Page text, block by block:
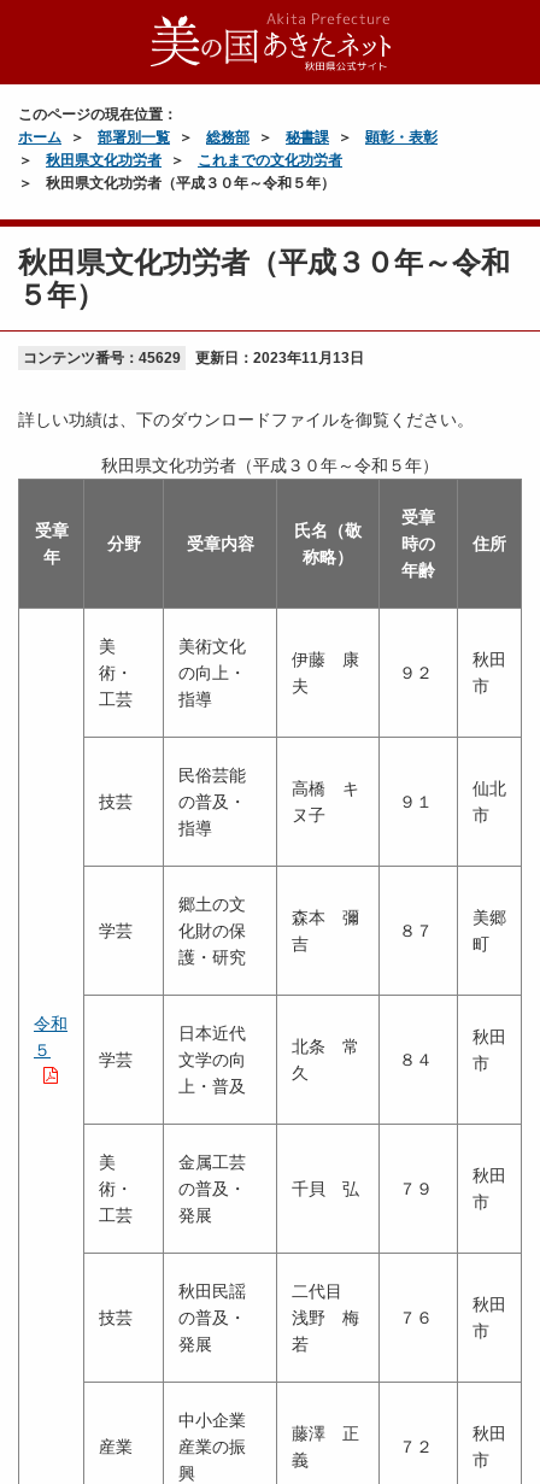
このページの現在位置：
ホーム
部署別一覧 総務部 秘書課
顕彰・表彰
秋田県文化功労者
これまでの文化功労者
秋田県文化功労者（平成３０年～令和５年）
秋田県文化功労者（平成３０年～令和
５年）
コンテンツ番号：45629 更新日： 2023年11月13日
詳しい功績は、下のダウンロードファイルを御覧ください。
秋田県文化功労者（平成３０年～令和５年）
受章
年
分野 受章内容
氏名（敬
称略）
受章
時の
年齢
住所
令和
５
美
術・
工芸
美術文化
の向上・
指導
伊藤 康
夫
９２
秋田
市
技芸
民俗芸能
の普及・
指導
高橋 キ
ヌ子
９１
仙北
市
学芸
郷土の文
化財の保
護・研究
森本 彌
吉
８７
美郷
町
学芸
日本近代
文学の向
上・普及
北条 常
久
８４
秋田
市
美
術・
工芸
金属工芸
の普及・
発展
千貝 弘 ７９
秋田
市
技芸
秋田民謡
の普及・
発展
二代目
浅野 梅
若
７６
秋田
市
産業
中小企業
産業の振
興
藤澤 正
義
７２
秋田
市